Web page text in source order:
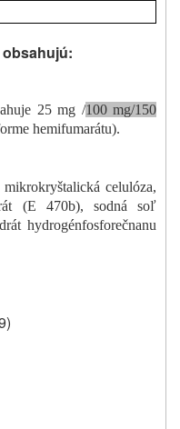
25 mg /100 mg/150
hemifumarátu).
celulóza,
(E 470b),
sodná soľ
hydrogénfosforečnanu